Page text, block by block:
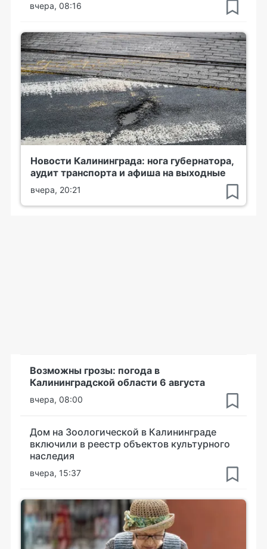
вчера, 08:16
Новости Калининграда: нога губернатора,
аудит транспорта и афиша на выходные
вчера, 20:21
Возможны грозы: погода в
Калининградской области 6 августа
вчера, 08:00
Дом на Зоологической в Калининграде
включили в реестр объектов культурного
наследия
вчера, 15:37